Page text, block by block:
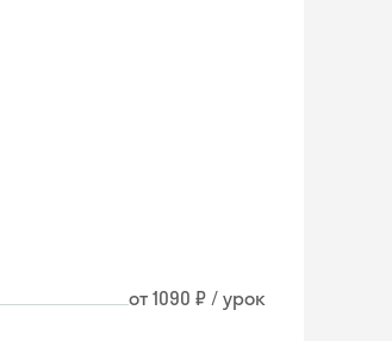
от 1090 ₽ / урок